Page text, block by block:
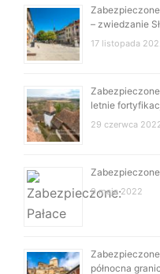
– zwiedzanie
17 listopada
letnie
29 czerwca
9 maja 2022
północna